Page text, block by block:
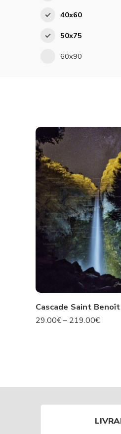
40x60
50x75
60x90
29.00€– 219.00€